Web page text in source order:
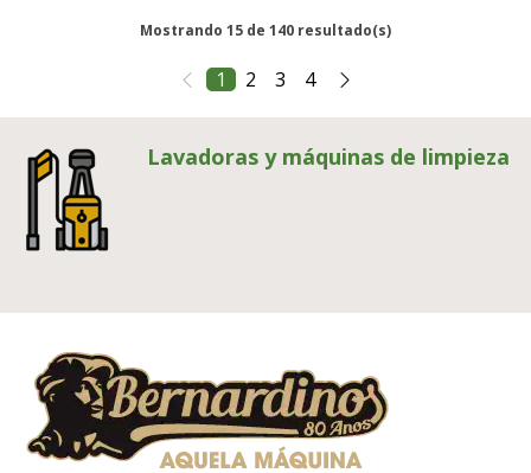
Mostrando 15 de 140 resultado(s)
1 2 3 4
Lavadoras y máquinas de limpieza